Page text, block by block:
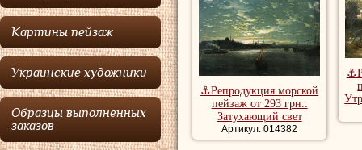
Картины пейзаж
Украинские художники
Образцы выполненных
заказов
однако,
отпечаток на его
Гиванянучился
руководством
1874 году была
Айвазовским,
⚓Репродукция морской
пейзаж от 293 грн.:
Затухающий свет
Артикул: 014382